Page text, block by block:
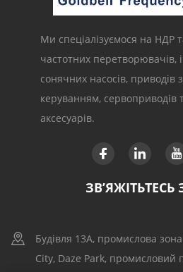
Ми спеціалізуємося на НДР
частотних перетворювачів,
сонячних насосів, приводів
керуванням, сервоприводів
аксесуарів.
Будівля 13A, промислова
City, Daze Park, промисловий